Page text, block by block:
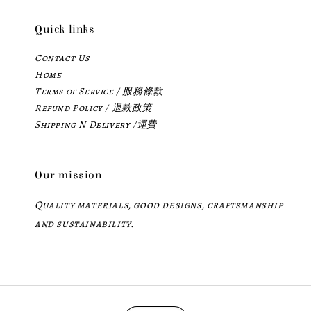
Quick links
Contact Us
Home
Terms of Service / 服務條款
Refund Policy / 退款政策
Shipping N Delivery /運費
Our mission
Quality materials, good designs, craftsmanship
and sustainability.